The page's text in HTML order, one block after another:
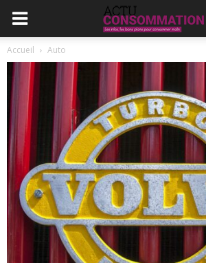
Accueil Auto